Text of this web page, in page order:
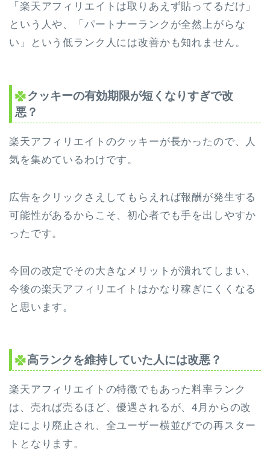
「楽天アフィリエイトは取りあえず貼ってるだけ」
という人や、「パートナーランクが全然上がらな
い」という低ランク人には改善かも知れません。
クッキーの有効期限が短くなりすぎで改
悪？
楽天アフィリエイトのクッキーが長かったので、人
気を集めているわけです。
広告をクリックさえしてもらえれば報酬が発生する
可能性があるからこそ、初心者でも手を出しやすか
ったです。
今回の改定でその大きなメリットが潰れてしまい、
今後の楽天アフィリエイトはかなり稼ぎにくくなる
と思います。
高ランクを維持していた人には改悪？
楽天アフィリエイトの特徴でもあった料率ランク
は、売れば売るほど、優遇されるが、4月からの改
定により廃止され、全ユーザー横並びでの再スター
トとなります。